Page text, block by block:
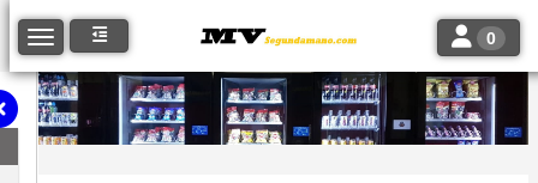
Toggle navigation Toggle
0